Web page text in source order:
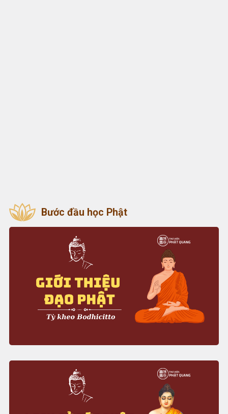
Bước đầu học Phật